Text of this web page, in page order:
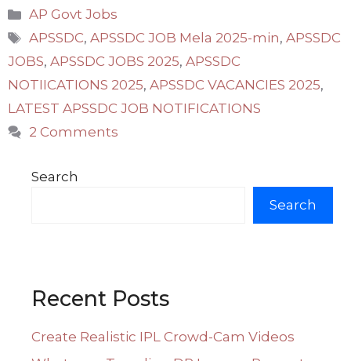
Categories
AP Govt Jobs
Tags
APSSDC,APSSDC JOB Mela 2025-min,APSSDC
JOBS, APSSDC JOBS 2025, APSSDC
NOTIICATIONS 2025, APSSDC VACANCIES 2025,
LATEST APSSDC JOB NOTIFICATIONS
2 Comments
Search
Search
Recent Posts
Create Realistic IPL Crowd-Cam Videos